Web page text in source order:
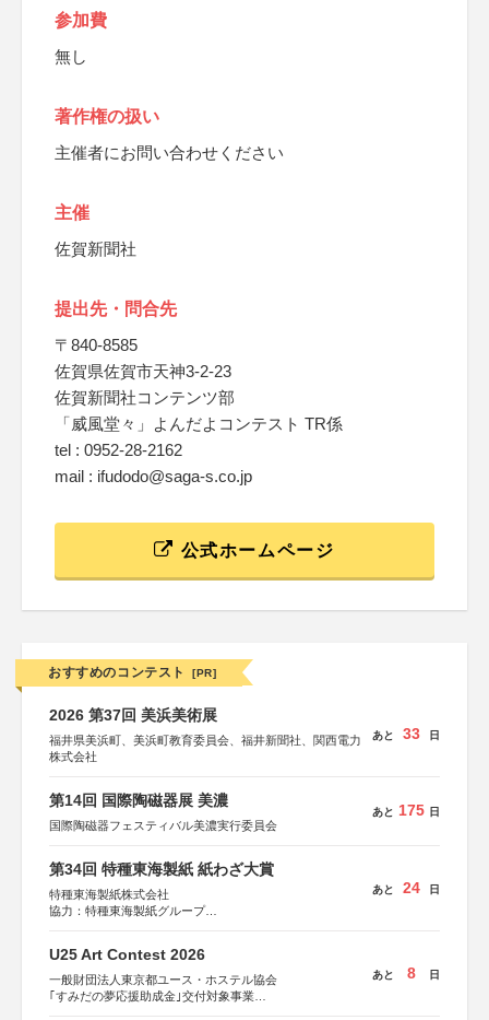
参加費
無し
著作権の扱い
主催者にお問い合わせください
主催
佐賀新聞社
提出先・問合先
〒840-8585
佐賀県佐賀市天神3-2-23
佐賀新聞社コンテンツ部
「威風堂々」よんだよコンテスト TR係
tel : 0952-28-2162
mail : ifudodo@saga-s.co.jp
公式ホームページ
おすすめのコンテスト [PR]
2026 第37回 美浜美術展
福井県美浜町、美浜町教育委員会、福井新聞社、関西電力
株式会社
あと 33 日
第14回 国際陶磁器展 美濃
国際陶磁器フェスティバル美濃実行委員会
あと 175 日
第34回 特種東海製紙 紙わざ大賞
特種東海製紙株式会社
協力：特種東海製紙グループ
あと 24 日
U25 Art Contest 2026
一般財団法人東京都ユース・ホステル協会
｢すみだの夢応援助成金｣交付対象事業
あと 8 日